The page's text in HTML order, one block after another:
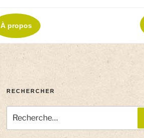
À propos
RECHERCHER